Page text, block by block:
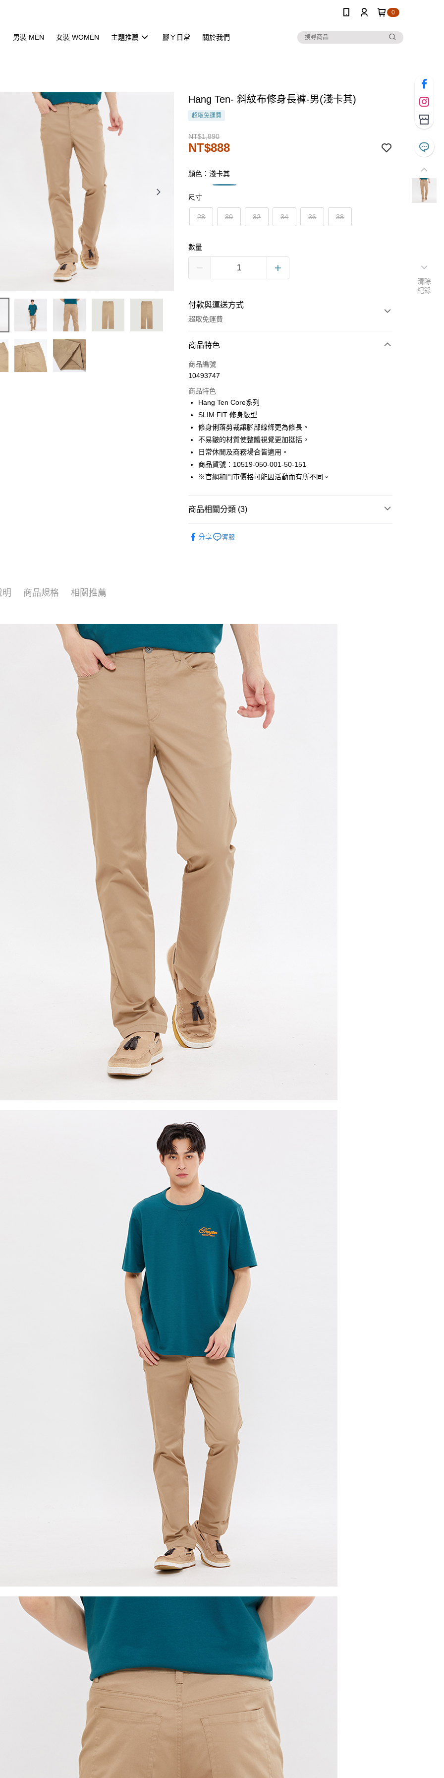
0
男裝 MEN 女裝 WOMEN 主題推薦 腳ㄚ日常 關於我們
Hang Ten- 斜紋布修身長褲-男(淺卡其)
超取免運費
NT$1,890
NT$888
顏色：淺卡其
尺寸
28 30 32 34 36 38
數量
付款與運送方式
超取免運費
付款方式
信用卡一次付款
Apple Pay
街口支付
悠遊付
Google Pay
貨到付款
運送方式
免運費
每筆NT$280
貨到付款
每筆NT$130，滿NT$1,000(含以上)免運費
商品特色
商品編號
10493747
商品特色
Hang Ten Core系列
SLIM FIT 修身版型
修身俐落剪裁讓腳部線條更為修長。
不易皺的材質使整體視覺更加挺括。
日常休閒及商務場合皆適用。
商品貨號：10519-050-001-50-151
※官網和門市價格可能因活動而有所不同。
商品相關分類 (3)
分享 客服
明 商品規格 相關推薦
清除
紀錄